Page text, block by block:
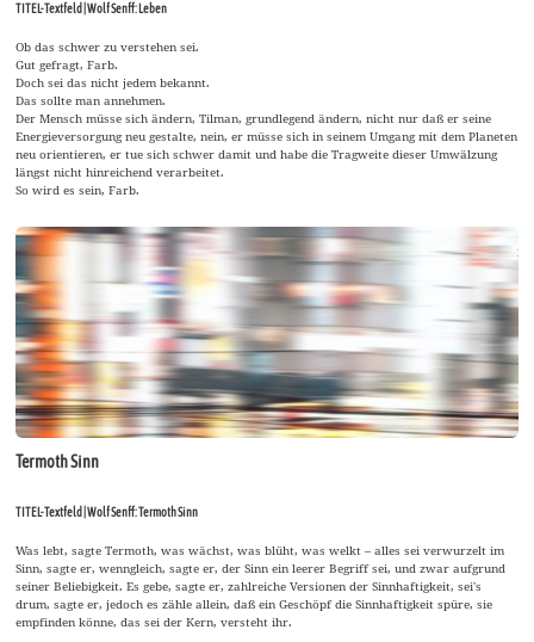
TITEL-Textfeld | Wolf Senff: Leben
Ob das schwer zu verstehen sei.
Gut gefragt, Farb.
Doch sei das nicht jedem bekannt.
Das sollte man annehmen.
Der Mensch müsse sich ändern, Tilman, grundlegend ändern, nicht nur daß er seine
Energieversorgung neu gestalte, nein, er müsse sich in seinem Umgang mit dem Planeten
neu orientieren, er tue sich schwer damit und habe die Tragweite dieser Umwälzung
längst nicht hinreichend verarbeitet.
So wird es sein, Farb.
Termoth Sinn
TITEL-Textfeld | Wolf Senff: Termoth Sinn
Was lebt, sagte Termoth, was wächst, was blüht, was welkt – alles sei verwurzelt im
Sinn, sagte er, wenngleich, sagte er, der Sinn ein leerer Begriff sei, und zwar aufgrund
seiner Beliebigkeit. Es gebe, sagte er, zahlreiche Versionen der Sinnhaftigkeit, sei's
drum, sagte er, jedoch es zähle allein, daß ein Geschöpf die Sinnhaftigkeit spüre, sie
empfinden könne, das sei der Kern, versteht ihr.